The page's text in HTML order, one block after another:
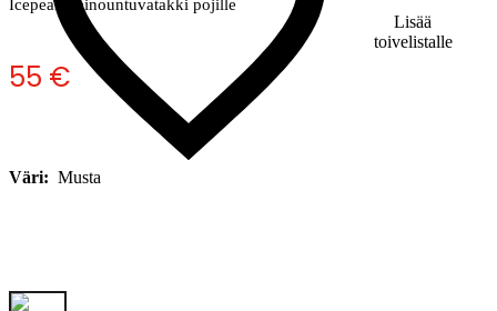
Lisää
toivelistalle
Icepeak keinountuvatakki pojille
55 €
Väri: Musta